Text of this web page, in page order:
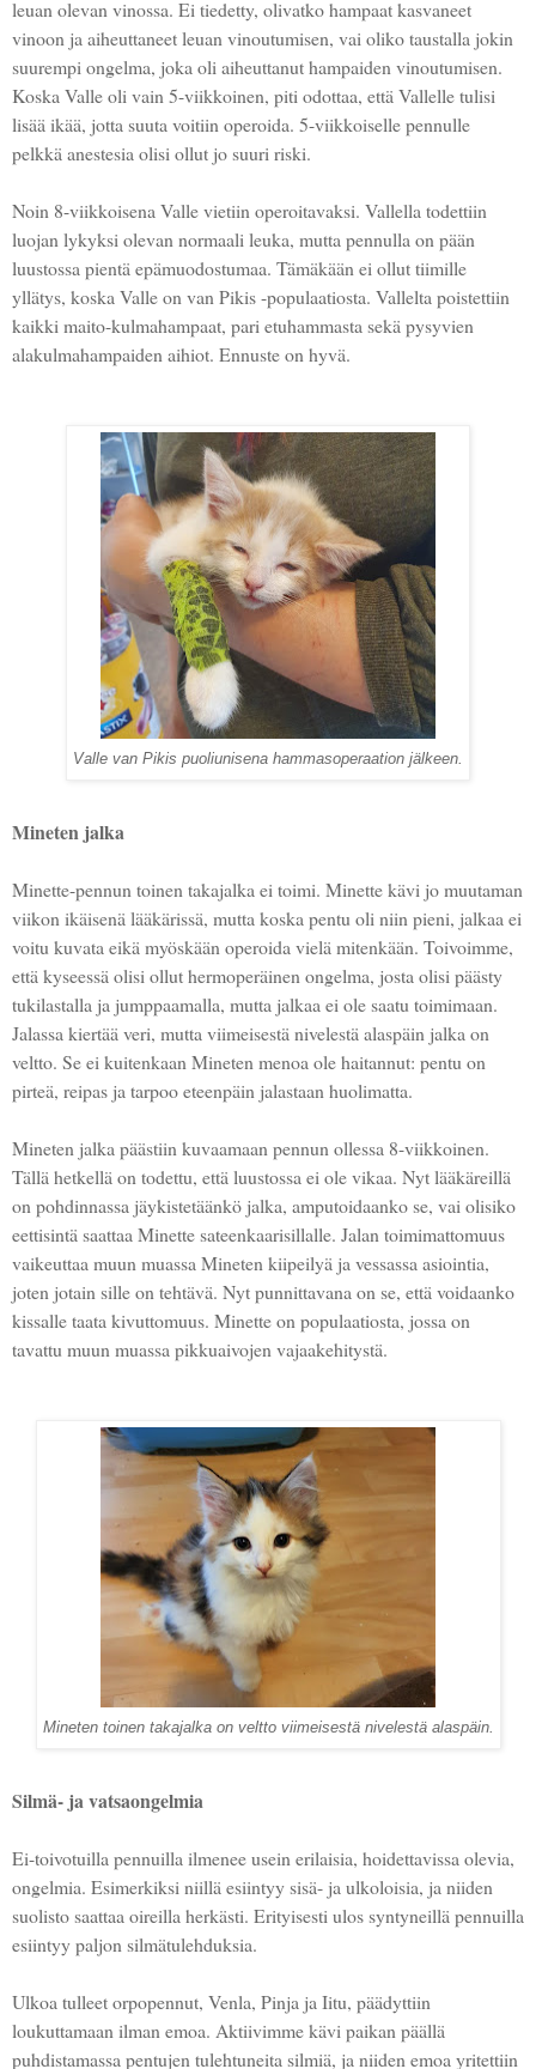
leuan olevan vinossa. Ei tiedetty, olivatko hampaat kasvaneet
vinoon ja aiheuttaneet leuan vinoutumisen, vai oliko taustalla jokin
suurempi ongelma, joka oli aiheuttanut hampaiden vinoutumisen.
Koska Valle oli vain 5-viikkoinen, piti odottaa, että Vallelle tulisi
lisää ikää, jotta suuta voitiin operoida. 5-viikkoiselle pennulle
pelkkä anestesia olisi ollut jo suuri riski.
Noin 8-viikkoisena Valle vietiin operoitavaksi. Vallella todettiin
luojan lykyksi olevan normaali leuka, mutta pennulla on pään
luustossa pientä epämuodostumaa. Tämäkään ei ollut tiimille
yllätys, koska Valle on van Pikis -populaatiosta. Vallelta poistettiin
kaikki maito-kulmahampaat, pari etuhammasta sekä pysyvien
alakulmahampaiden aihiot. Ennuste on hyvä.
Valle van Pikis puoliunisena hammasoperaation jälkeen.
Mineten jalka
Minette-pennun toinen takajalka ei toimi. Minette kävi jo muutaman
viikon ikäisenä lääkärissä, mutta koska pentu oli niin pieni, jalkaa ei
voitu kuvata eikä myöskään operoida vielä mitenkään. Toivoimme,
että kyseessä olisi ollut hermoperäinen ongelma, josta olisi päästy
tukilastalla ja jumppaamalla, mutta jalkaa ei ole saatu toimimaan.
Jalassa kiertää veri, mutta viimeisestä nivelestä alaspäin jalka on
veltto. Se ei kuitenkaan Mineten menoa ole haitannut: pentu on
pirteä, reipas ja tarpoo eteenpäin jalastaan huolimatta.
Mineten jalka päästiin kuvaamaan pennun ollessa 8-viikkoinen.
Tällä hetkellä on todettu, että luustossa ei ole vikaa. Nyt lääkäreillä
on pohdinnassa jäykistetäänkö jalka, amputoidaanko se, vai olisiko
eettisintä saattaa Minette sateenkaarisillalle. Jalan toimimattomuus
vaikeuttaa muun muassa Mineten kiipeilyä ja vessassa asiointia,
joten jotain sille on tehtävä. Nyt punnittavana on se, että voidaanko
kissalle taata kivuttomuus. Minette on populaatiosta, jossa on
tavattu muun muassa pikkuaivojen vajaakehitystä.
Mineten toinen takajalka on veltto viimeisestä nivelestä alaspäin.
Silmä- ja vatsaongelmia
Ei-toivotuilla pennuilla ilmenee usein erilaisia, hoidettavissa olevia,
ongelmia. Esimerkiksi niillä esiintyy sisä- ja ulkoloisia, ja niiden
suolisto saattaa oireilla herkästi. Erityisesti ulos syntyneillä pennuilla
esiintyy paljon silmätulehduksia.
Ulkoa tulleet orpopennut, Venla, Pinja ja Iitu, päädyttiin
loukuttamaan ilman emoa. Aktiivimme kävi paikan päällä
puhdistamassa pentujen tulehtuneita silmiä, ja niiden emoa yritettiin